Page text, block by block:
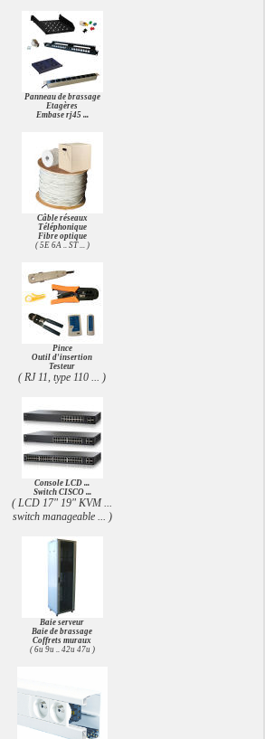
Panneau de brassage
Etagères
Embase rj45 ...
Câble réseaux
Téléphonique
Fibre optique
( 5E 6A .. ST ... )
Pince
Outil d'insertion
Testeur
( RJ 11, type 110 ... )
Console LCD ...
Switch CISCO ...
( LCD 17" 19" KVM ...
switch manageable ... )
Baie serveur
Baie de brassage
Coffrets muraux
( 6u 9u .. 42u 47u )